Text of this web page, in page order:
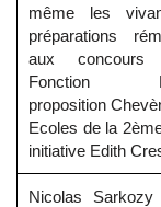
même les
préparations
aux
Fonction
proposition
Ecoles de la
initiative Edith
Nicolas Sarkozy